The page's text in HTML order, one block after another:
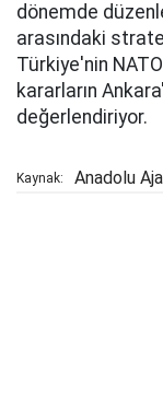
dönemde
arasındaki
Türkiye'nin
kararların
değerlendiriyor.
Kaynak: Anadolu